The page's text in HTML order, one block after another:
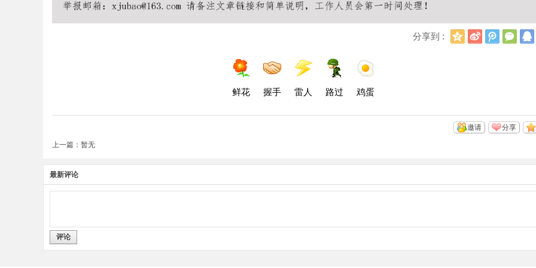
分享到 :
Q
新
浪
腾
讯
微
信
鲜花 握手 雷人 路过 鸡蛋
分享
邀请
上一篇：暂无
最新评论
评论